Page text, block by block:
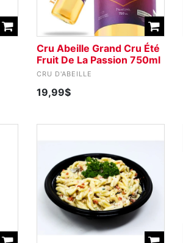
Cru Abeille Grand Cru Été
Fruit De La Passion 750ml
CRU D'ABEILLE
19,99$